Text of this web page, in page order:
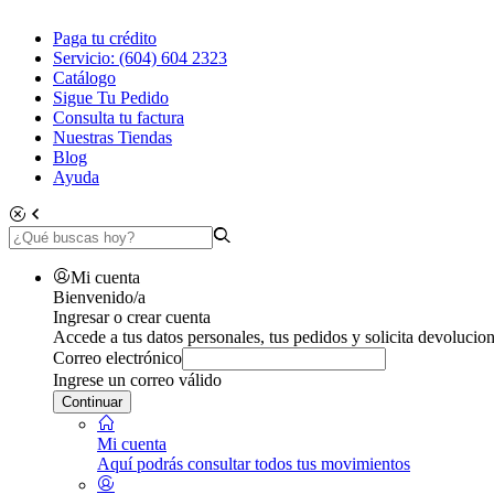
Paga tu crédito
Servicio: (604) 604 2323
Catálogo
Sigue Tu Pedido
Consulta tu factura
Nuestras Tiendas
Blog
Ayuda
Mi cuenta
Bienvenido/a
Ingresar o crear cuenta
Accede a tus datos personales, tus pedidos y solicita
Correo electrónico
Ingrese un correo válido
Continuar
Mi cuenta
Aquí podrás consultar todos tus movimientos